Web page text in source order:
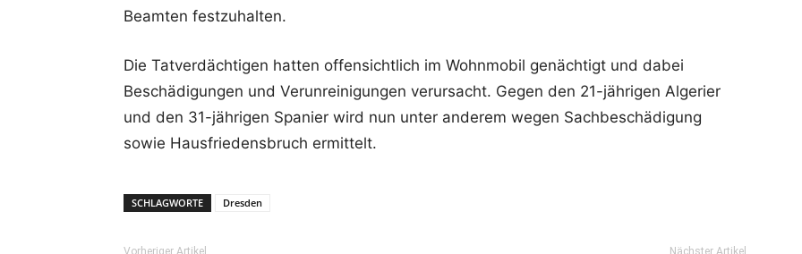
Beamten festzuhalten.
Die Tatverdächtigen hatten offensichtlich im Wohnmobil genächtigt und dabei
Beschädigungen und Verunreinigungen verursacht. Gegen den 21-jährigen Algerier
und den 31-jährigen Spanier wird nun unter anderem wegen Sachbeschädigung
sowie Hausfriedensbruch ermittelt.
SCHLAGWORTE Dresden
Vorheriger Artikel Nächster Artikel